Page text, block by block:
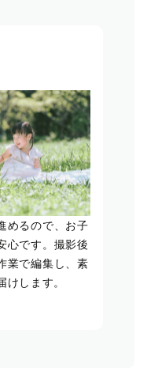
めるので、お子
心です。撮影後
業で編集し、素
けします。